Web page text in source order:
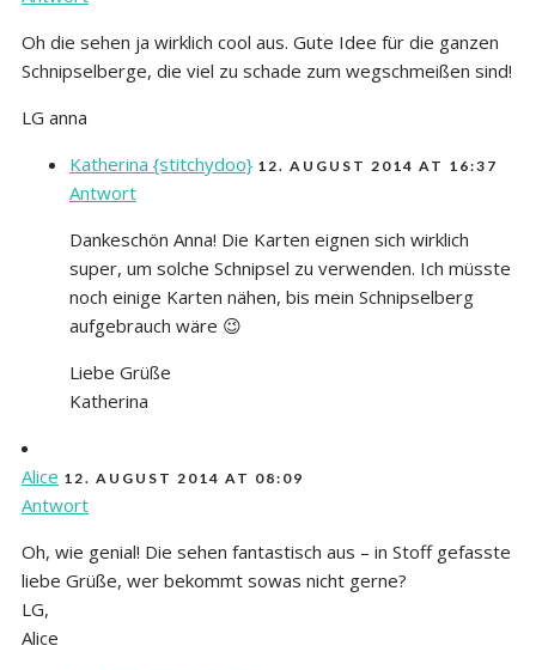
Oh die sehen ja wirklich cool aus. Gute Idee für die ganzen
Schnipselberge, die viel zu schade zum wegschmeißen sind!
LG anna
Katherina {stitchydoo} 12. AUGUST 2014 AT 16:37
Antwort
Dankeschön Anna! Die Karten eignen sich wirklich
super, um solche Schnipsel zu verwenden. Ich müsste
noch einige Karten nähen, bis mein Schnipselberg
aufgebrauch wäre 😉
Liebe Grüße
Katherina
Alice 12. AUGUST 2014 AT 08:09
Antwort
Oh, wie genial! Die sehen fantastisch aus – in Stoff gefasste
liebe Grüße, wer bekommt sowas nicht gerne?
LG,
Alice